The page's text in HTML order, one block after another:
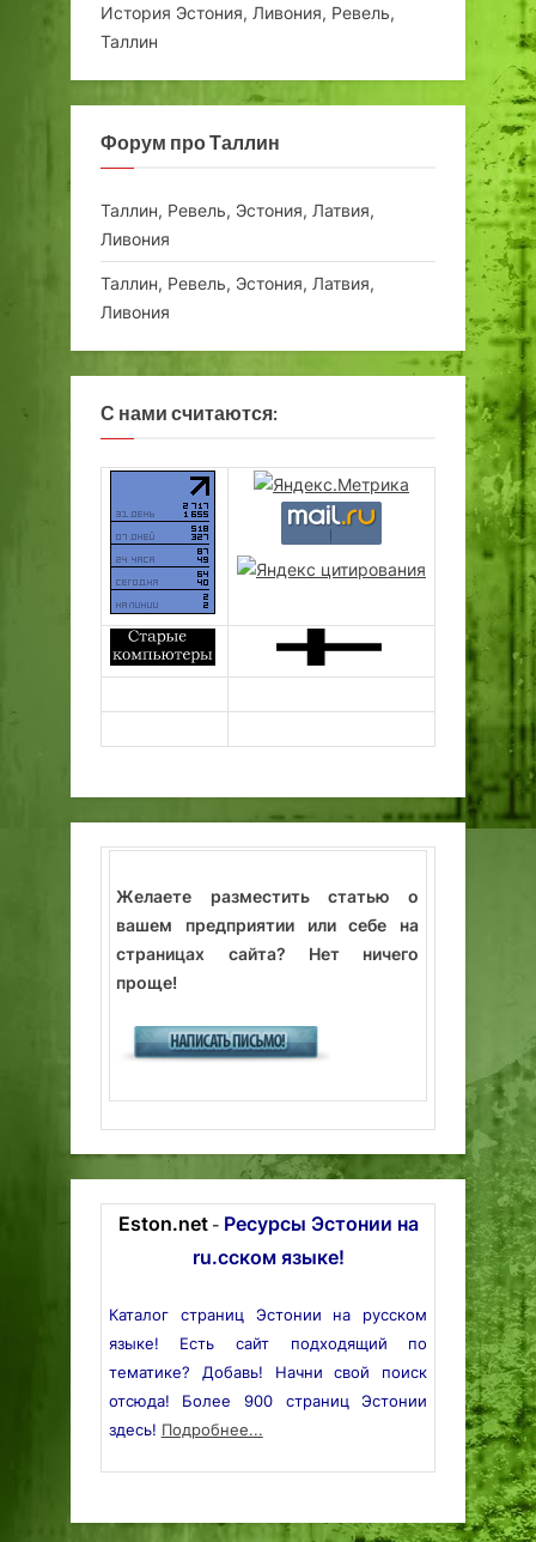
История Эстония, Ливония, Ревель,
Таллин
Форум про Таллин
Таллин, Ревель, Эстония, Латвия,
Ливония
Таллин, Ревель, Эстония, Латвия,
Ливония
С нами считаются:
Желаете разместить статью о
вашем предприятии или себе на
страницах сайта? Нет ничего
проще!
Eston.net- Ресурсы Эстонии на
ru.сском языке!
Каталог страниц Эстонии на русском
языке! Есть сайт подходящий по
тематике? Добавь! Начни свой поиск
отсюда! Более 900 страниц Эстонии
здесь! Подробнее...